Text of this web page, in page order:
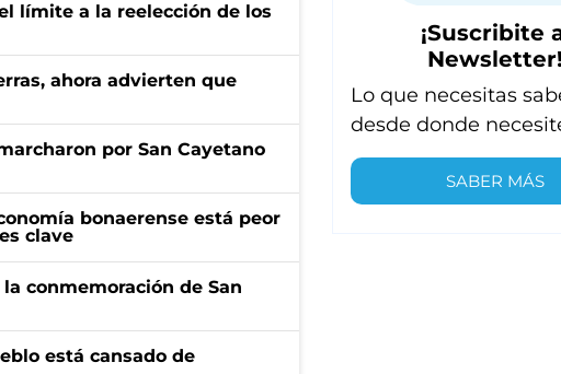
límite a la reelección de los
ahora advierten que
por San Cayetano
bonaerense está peor
clave
conmemoración de San
está cansado de
¡Suscribite
Lo que necesitas
desde donde
SABER MÁS